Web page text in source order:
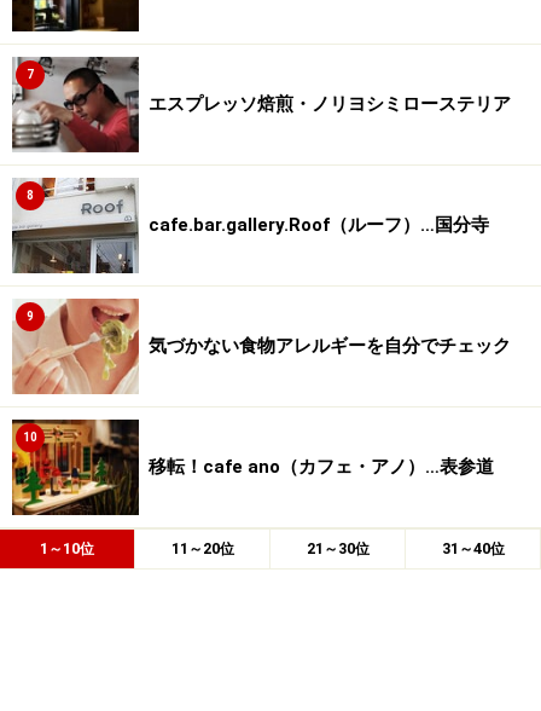
7
エスプレッソ焙煎・ノリヨシミローステリア
8
cafe.bar.gallery.Roof（ルーフ）…国分寺
9
気づかない食物アレルギーを自分でチェック
10
移転！cafe ano（カフェ・アノ）…表参道
1～10位 11～20位 21～30位 31～40位